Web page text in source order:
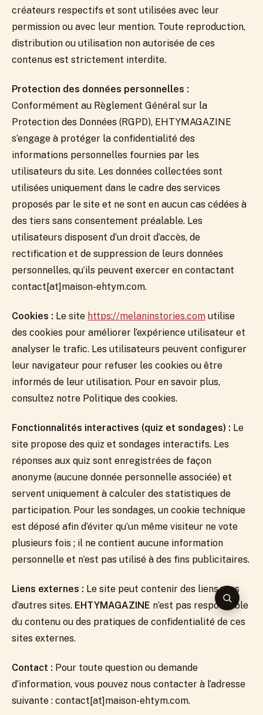
créateurs respectifs et sont utilisées avec leur
permission ou avec leur mention. Toute reproduction,
distribution ou utilisation non autorisée de ces
contenus est strictement interdite.
Protection des données personnelles :
Conformément au Règlement Général sur la
Protection des Données (RGPD), EHTYMAGAZINE
s’engage à protéger la confidentialité des
informations personnelles fournies par les
utilisateurs du site. Les données collectées sont
utilisées uniquement dans le cadre des services
proposés par le site et ne sont en aucun cas cédées à
des tiers sans consentement préalable. Les
utilisateurs disposent d’un droit d’accès, de
rectification et de suppression de leurs données
personnelles, qu’ils peuvent exercer en contactant
contact[at]maison-ehtym.com.
Cookies : Le site https://melaninstories.com utilise
des cookies pour améliorer l’expérience utilisateur et
analyser le trafic. Les utilisateurs peuvent configurer
leur navigateur pour refuser les cookies ou être
informés de leur utilisation. Pour en savoir plus,
consultez notre Politique des cookies.
Fonctionnalités interactives (quiz et sondages) : Le
site propose des quiz et sondages interactifs. Les
réponses aux quiz sont enregistrées de façon
anonyme (aucune donnée personnelle associée) et
servent uniquement à calculer des statistiques de
participation. Pour les sondages, un cookie technique
est déposé afin d’éviter qu’un même visiteur ne vote
plusieurs fois ; il ne contient aucune information
personnelle et n’est pas utilisé à des fins publicitaires.
Liens externes : Le site peut contenir des liens vers
d’autres sites. EHTYMAGAZINE n’est pas responsable
du contenu ou des pratiques de confidentialité de ces
sites externes.
Contact : Pour toute question ou demande
d’information, vous pouvez nous contacter à l’adresse
suivante : contact[at]maison-ehtym.com.